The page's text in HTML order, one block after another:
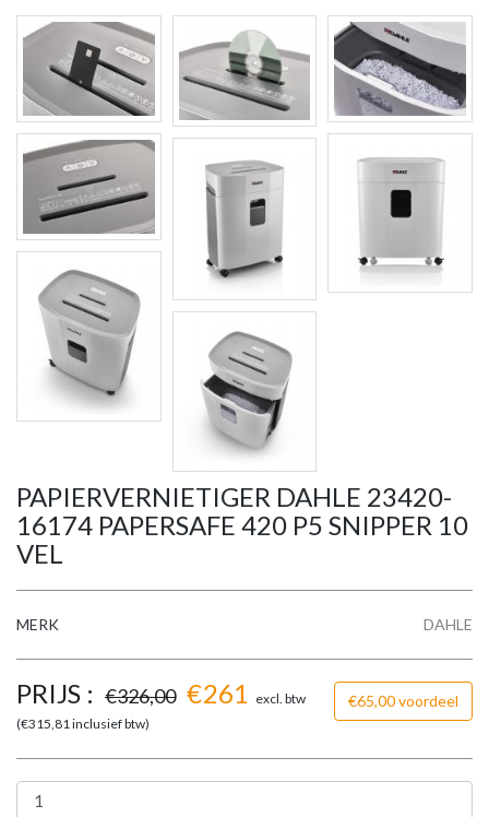
PAPIERVERNIETIGER DAHLE 23420-
16174 PAPERSAFE 420 P5 SNIPPER 10
VEL
MERK DAHLE
PRIJS : €326,00 €261 excl. btw €65,00 voordeel
(€315,81 inclusief btw)